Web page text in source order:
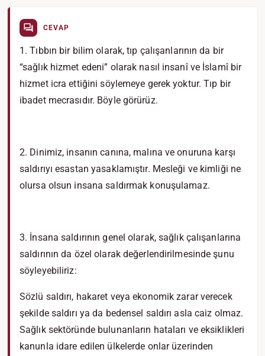
CEVAP
1. Tıbbın bir bilim olarak, tıp çalışanlarının da bir
“sağlık hizmet edeni” olarak nasıl insanî ve İslamî bir
hizmet icra ettiğini söylemeye gerek yoktur. Tıp bir
ibadet mecrasıdır. Böyle görürüz.
2. Dinimiz, insanın canına, malına ve onuruna karşı
saldırıyı esastan yasaklamıştır. Mesleği ve kimliği ne
olursa olsun insana saldırmak konuşulamaz.
3. İnsana saldırının genel olarak, sağlık çalışanlarına
saldırının da özel olarak değerlendirilmesinde şunu
söyleyebiliriz:
Sözlü saldırı, hakaret veya ekonomik zarar verecek
şekilde saldırı ya da bedensel saldırı asla caiz olmaz.
Sağlık sektöründe bulunanların hataları ve eksiklikleri
kanunla idare edilen ülkelerde onlar üzerinden